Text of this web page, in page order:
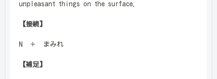
unpleasant things on the surface.
【接続】
N ＋ まみれ
【補足】